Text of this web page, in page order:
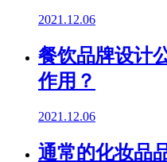
2021.12.06
餐饮品牌设计
作用？
2021.12.06
通常的化妆品